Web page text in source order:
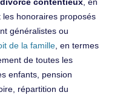
contentieux, en
honoraires proposés
généralistes ou
de la famille, en termes
de toutes les
enfants, pension
répartition du